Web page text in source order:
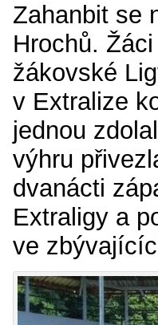
Zahanbit se
Hrochů.
žákovské
v Extralize
jednou
výhru
dvanácti
Extraligy a
ve